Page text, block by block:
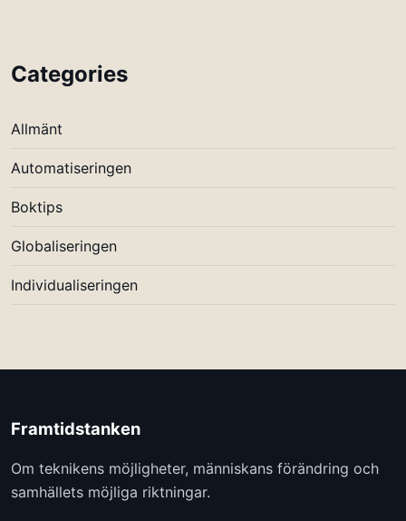
Categories
Allmänt
Automatiseringen
Boktips
Globaliseringen
Individualiseringen
Framtidstanken
Om teknikens möjligheter, människans förändring och
samhällets möjliga riktningar.